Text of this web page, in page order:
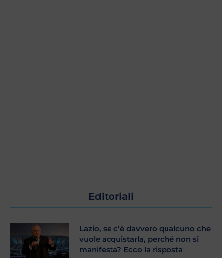
Editoriali
Lazio, se c’è davvero qualcuno che
vuole acquistarla, perché non si
manifesta? Ecco la risposta